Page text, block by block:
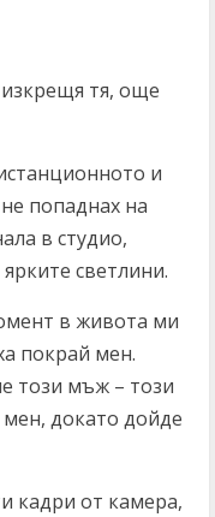
тя, още
и
попаднах на
в студио,
светлини.
в живота ми
покрай мен.
този мъж – този
мен, докато дойде
кадри от камера,